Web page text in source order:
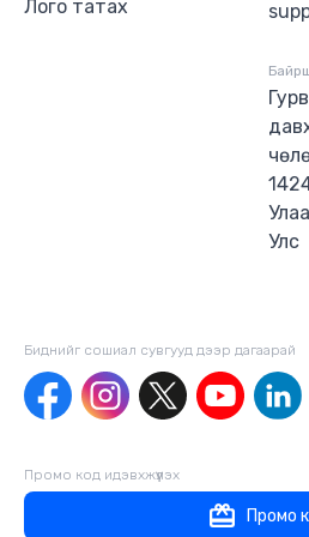
Лого татах
Улс
Биднийг сошиал сувгууд дээр дагаaрай
Промо код идэвхжүүлэх
Промо